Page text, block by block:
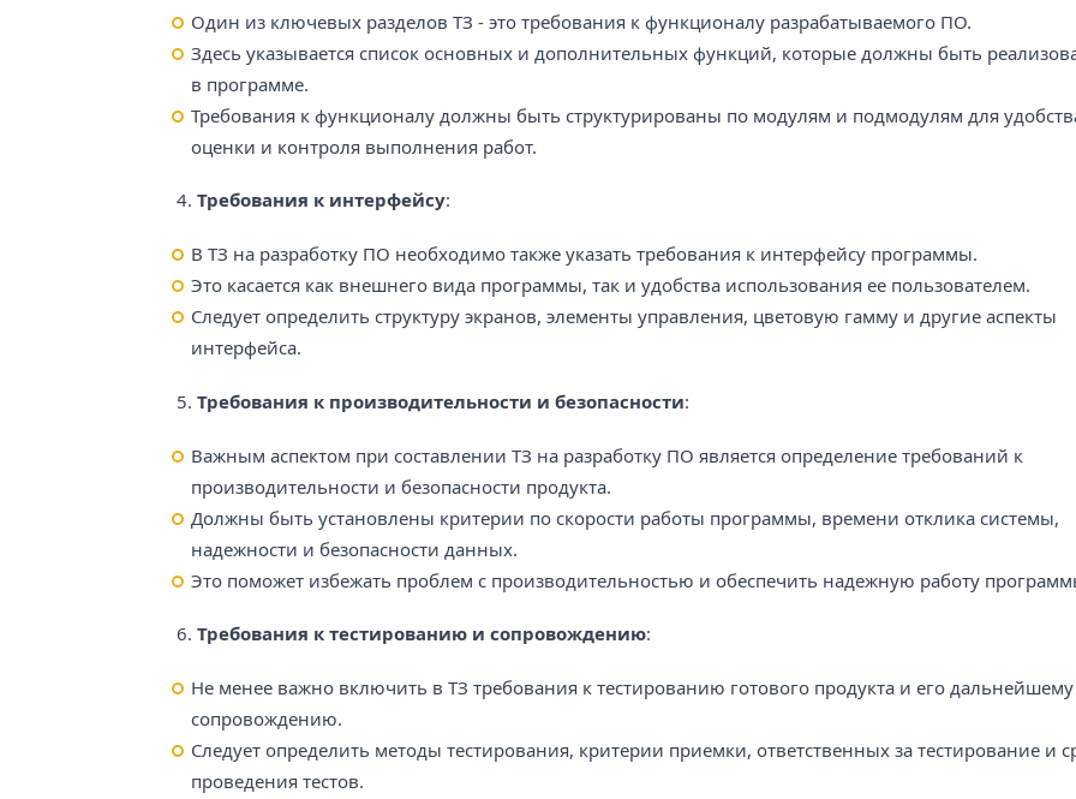
Один из ключевых разделов ТЗ - это требования к функционалу разрабатываемого ПО.
Здесь указывается список основных и дополнительных функций, которые должны быть
в программе.
Требования к функционалу должны быть структурированы по модулям и подмодулям для
оценки и контроля выполнения работ.
4. Требования к интерфейсу:
В ТЗ на разработку ПО необходимо также указать требования к интерфейсу программы.
Это касается как внешнего вида программы, так и удобства использования ее пользователем.
Следует определить структуру экранов, элементы управления, цветовую гамму и другие аспекты
интерфейса.
5. Требования к производительности и безопасности:
Важным аспектом при составлении ТЗ на разработку ПО является определение требований к
производительности и безопасности продукта.
Должны быть установлены критерии по скорости работы программы, времени отклика системы,
надежности и безопасности данных.
Это поможет избежать проблем с производительностью и обеспечить надежную работу
6. Требования к тестированию и сопровождению:
Не менее важно включить в ТЗ требования к тестированию готового продукта и его дальнейшему
сопровождению.
Следует определить методы тестирования, критерии приемки, ответственных за тестирование и
проведения тестов.